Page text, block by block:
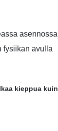
asennossa
fysiikan avulla
kieppua kuin